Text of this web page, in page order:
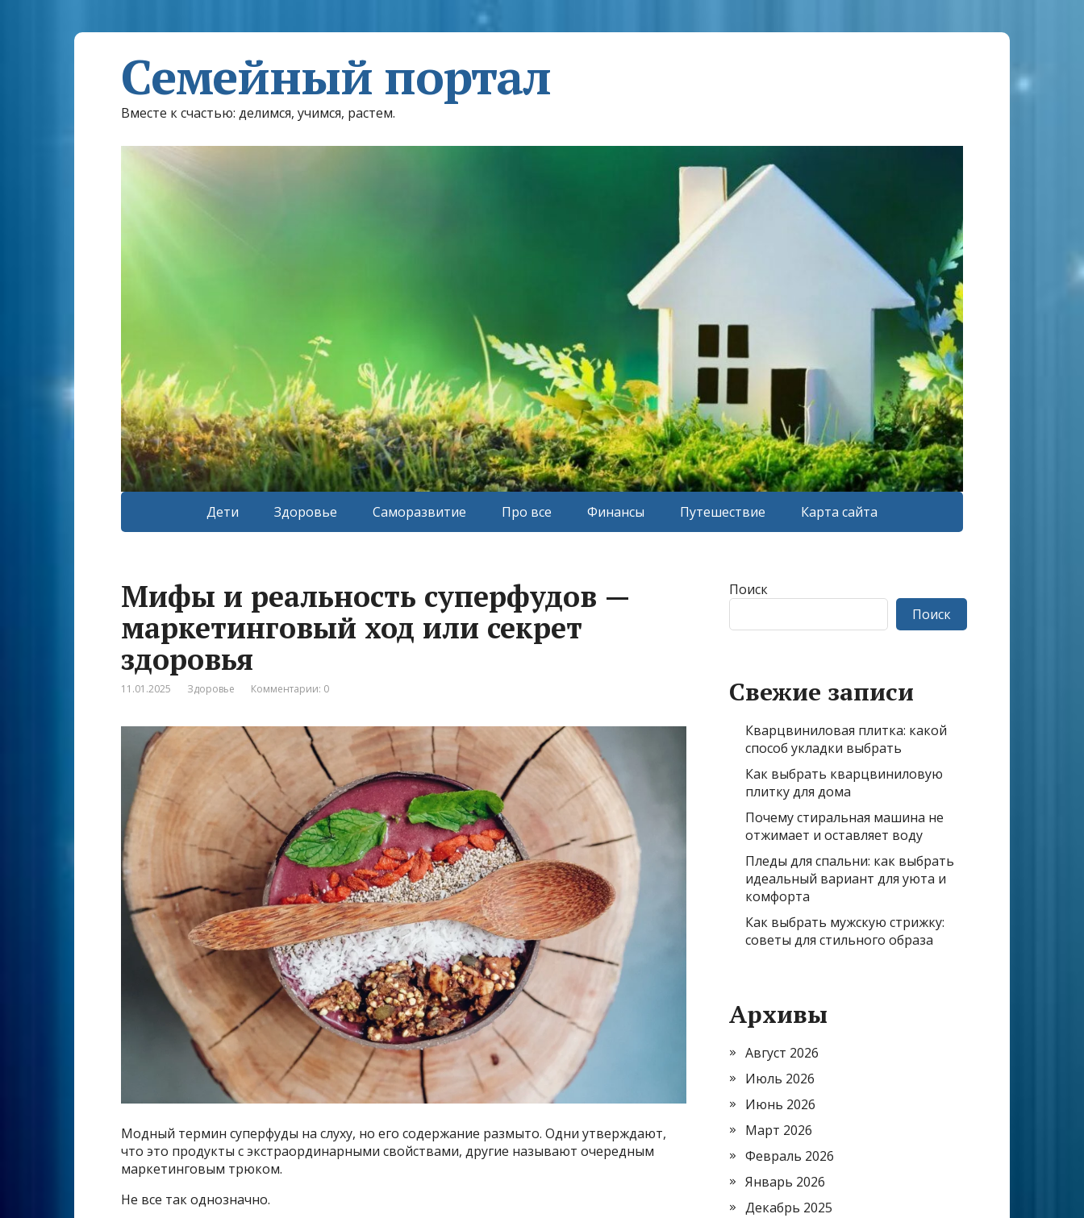
Семейный портал
Вместе к счастью: делимся, учимся, растем.
Дети Здоровье Саморазвитие Про все Финансы Путешествие Карта сайта
Мифы и реальность суперфудов —
маркетинговый ход или секрет
здоровья
11.01.2025 Здоровье Комментарии: 0
Модный термин суперфуды на слуху, но его содержание размыто. Одни утверждают,
что это продукты с экстраординарными свойствами, другие называют очередным
маркетинговым трюком.
Не все так однозначно.
Поиск
Поиск
Свежие записи
Кварцвиниловая плитка: какой
способ укладки выбрать
Как выбрать кварцвиниловую
плитку для дома
Почему стиральная машина не
отжимает и оставляет воду
Пледы для спальни: как выбрать
идеальный вариант для уюта и
комфорта
Как выбрать мужскую стрижку:
советы для стильного образа
Архивы
Август 2026
Июль 2026
Июнь 2026
Март 2026
Февраль 2026
Январь 2026
Декабрь 2025